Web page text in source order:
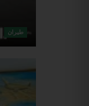
طيران